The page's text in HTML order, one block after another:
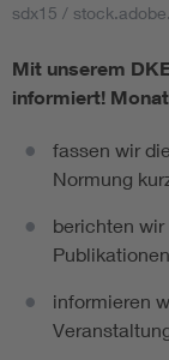
sdx15 /
Mit unserem
informiert!
fassen wir
Normung
berichten wir
informieren